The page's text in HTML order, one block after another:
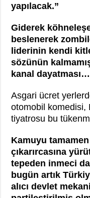
yapılacak.”
Giderek
beslenerek
liderinin kendi
sözünün
kanal dayatması…
Asgari ücret
otomobil komedisi,
tiyatrosu bu
Kamuyu
çıkarırcasına
tepeden inmeci
bugün artık
alıcı devlet